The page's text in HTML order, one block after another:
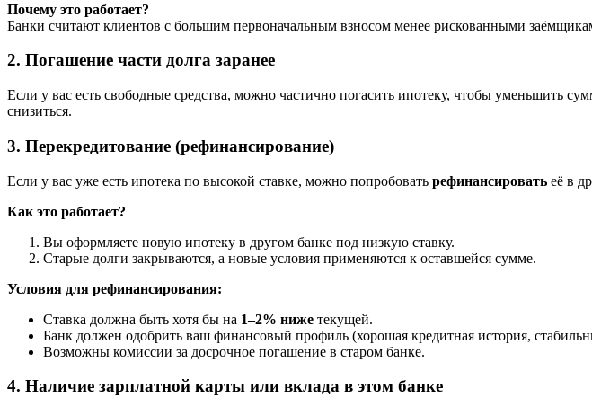
Почему это работает?
Банки считают клиентов с большим первоначальным взносом менее рискованными
2. Погашение части долга заранее
Если у вас есть свободные средства, можно частично погасить ипотеку, чтобы уменьшить
снизиться.
3. Перекредитование (рефинансирование)
Если у вас уже есть ипотека по высокой ставке, можно попробовать рефинансировать её в
Как это работает?
Вы оформляете новую ипотеку в другом банке под низкую ставку.
Старые долги закрываются, а новые условия применяются к оставшейся сумме.
Условия для рефинансирования:
Ставка должна быть хотя бы на 1–2% ниже текущей.
Банк должен одобрить ваш финансовый профиль (хорошая кредитная история,
Возможны комиссии за досрочное погашение в старом банке.
4. Наличие зарплатной карты или вклада в этом банке